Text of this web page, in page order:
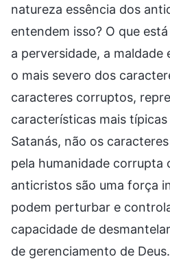
natureza essência dos
entendem isso? O que
a perversidade, a maldade
o mais severo dos
caracteres corruptos,
características mais
Satanás, não os
pela humanidade corrupta
anticristos são uma força
podem perturbar e
capacidade de
de gerenciamento de